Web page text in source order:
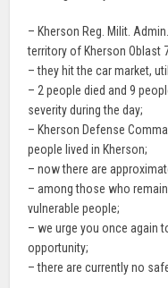
– Kherson Reg. Milit.
territory of Kherson Oblast
– they hit the car market,
– 2 people died and 9
severity during the day;
– Kherson Defense
people lived in Kherson;
– now there are
– among those who
vulnerable people;
– we urge you once again
opportunity;
– there are currently no